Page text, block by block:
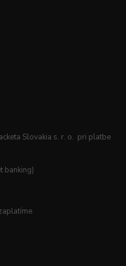
Slovakia s. r. o. pri platbe
banking)